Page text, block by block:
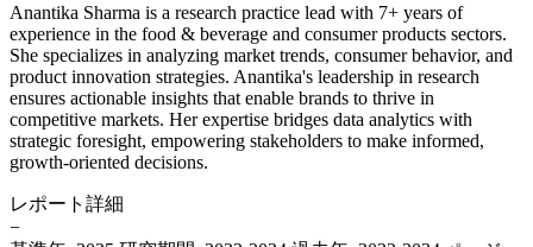
Anantika Sharma is a research practice lead with 7+ years of
experience in the food & beverage and consumer products sectors.
She specializes in analyzing market trends, consumer behavior, and
product innovation strategies. Anantika's leadership in research
ensures actionable insights that enable brands to thrive in
competitive markets. Her expertise bridges data analytics with
strategic foresight, empowering stakeholders to make informed,
growth-oriented decisions.
レポート詳細
−